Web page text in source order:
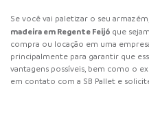
Se você vai paletizar o seu
madeira em Regente Feijó que
compra ou locação em uma
principalmente para garantir que
vantagens possíveis, bem como o
em contato com a SB Pallet e